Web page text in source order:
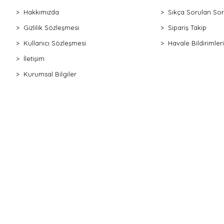
Hakkımızda
Gizlilik Sözleşmesi
Kullanıcı Sözleşmesi
İletişim
Kurumsal Bilgiler
Sıkça Sorulan
Sipariş Takip
Havale Bildirimleri